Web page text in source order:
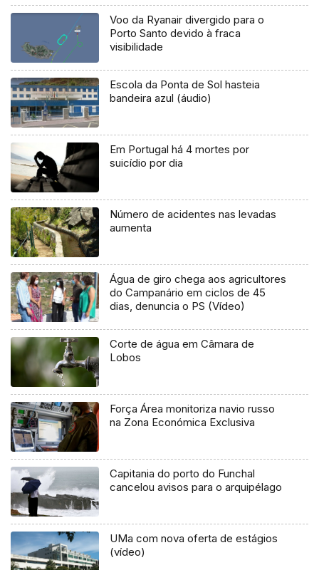
Voo da Ryanair divergido para o
Porto Santo devido à fraca
visibilidade
Escola da Ponta de Sol hasteia
bandeira azul (áudio)
Em Portugal há 4 mortes por
suicídio por dia
Número de acidentes nas levadas
aumenta
Água de giro chega aos agricultores
do Campanário em ciclos de 45
dias, denuncia o PS (Vídeo)
Corte de água em Câmara de
Lobos
Força Área monitoriza navio russo
na Zona Económica Exclusiva
Capitania do porto do Funchal
cancelou avisos para o arquipélago
UMa com nova oferta de estágios
(vídeo)